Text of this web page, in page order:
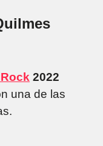
2022
una de las